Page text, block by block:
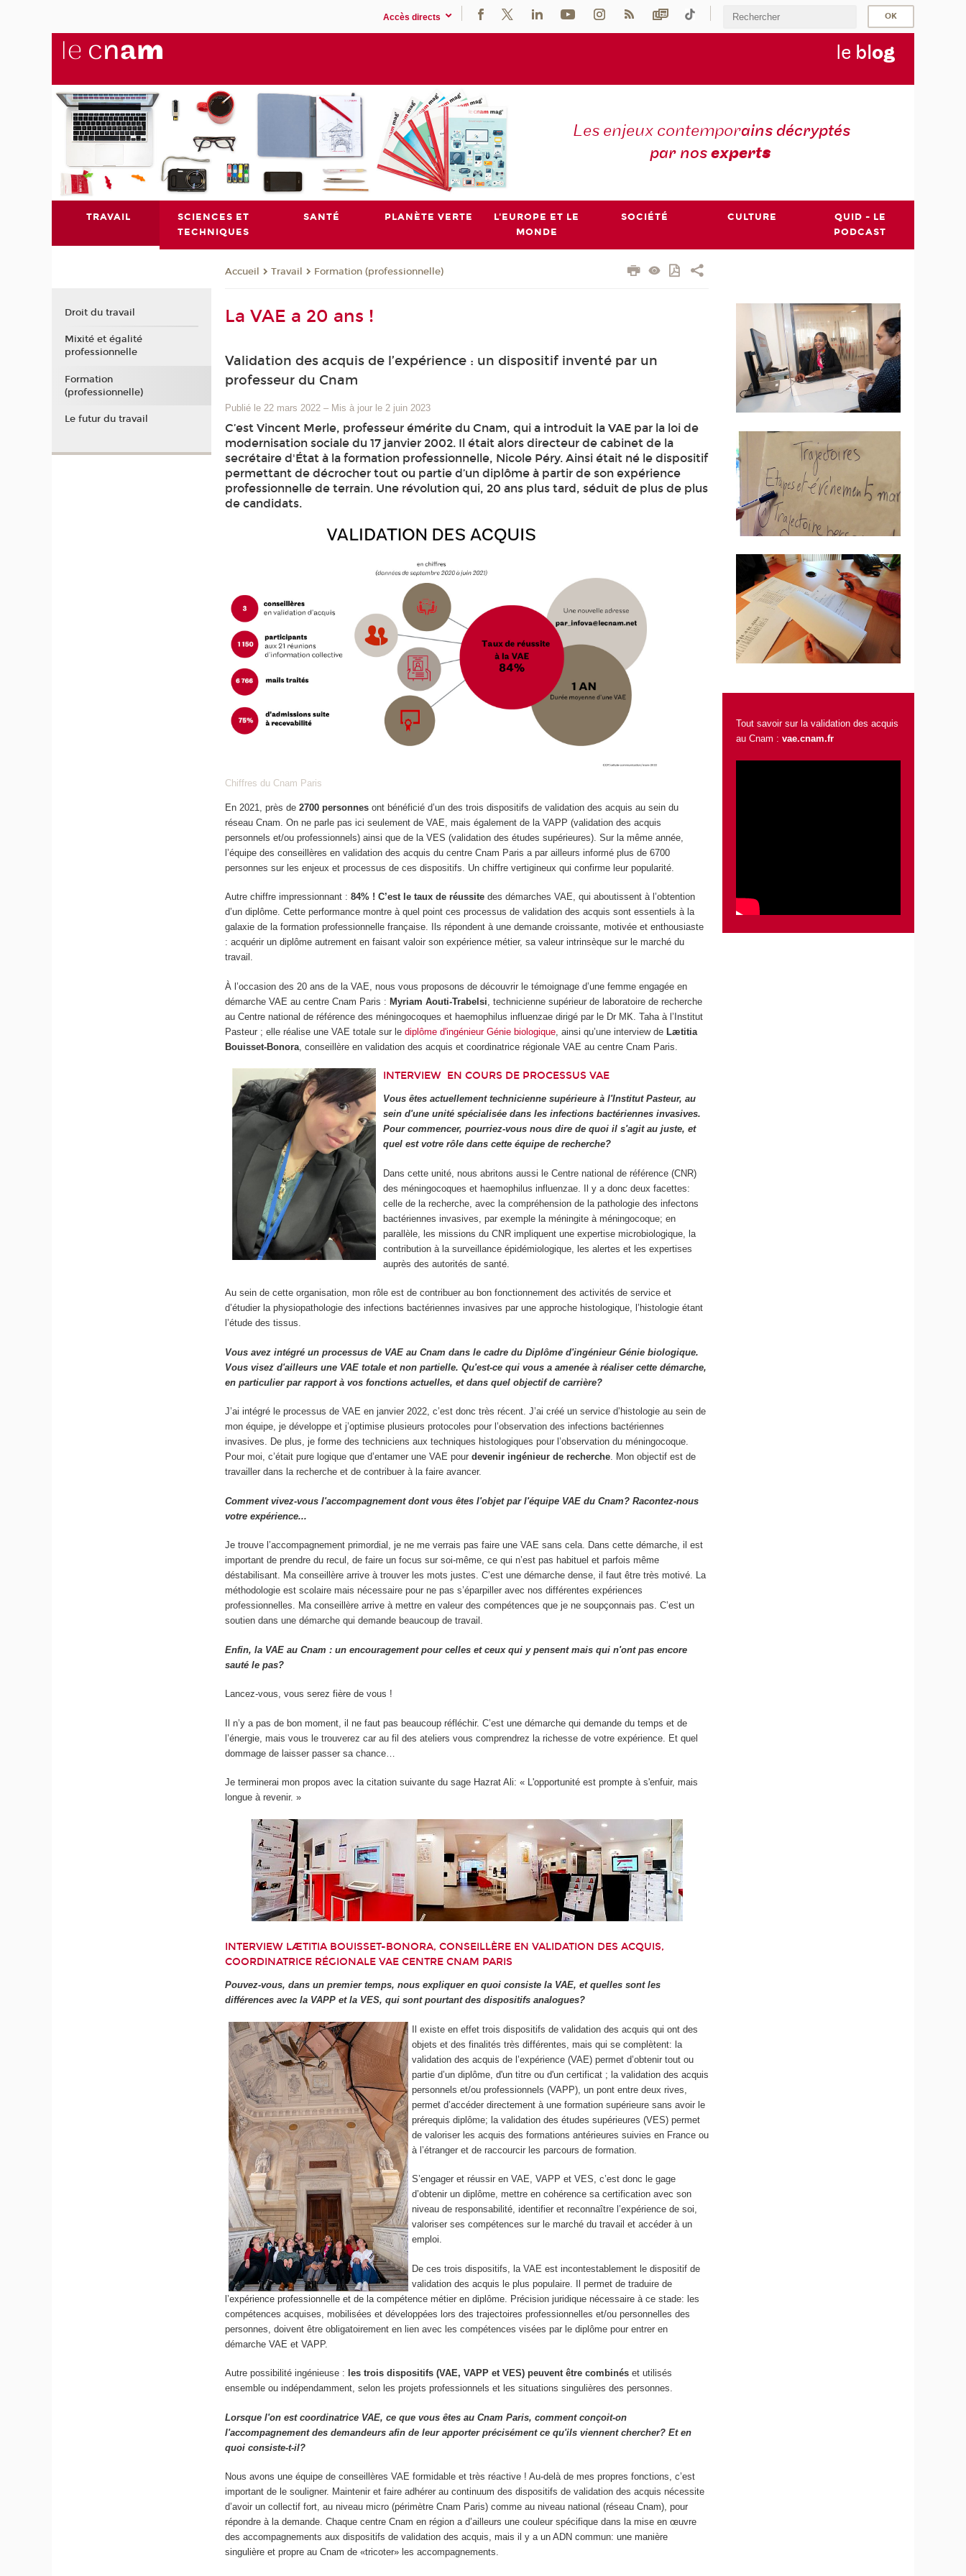
Accès directs
le blog
Les enjeux contemporains décryptés
par nosexperts
TRAVAIL
SCIENCES ET
TECHNIQUES
SANTÉ PLANÈTE VERTE
L'EUROPE ET LE
MONDE
SOCIÉTÉ CULTURE
QUID - LE
PODCAST
Accueil Travail Formation (professionnelle)
La VAE a 20 ans !
Validation des acquis de l’expérience : un dispositif inventé par un
professeur du Cnam
Publié le 22 mars 2022 – Mis à jour le 2 juin 2023
C’est Vincent Merle, professeur émérite du Cnam, qui a introduit la VAE par la loi de
modernisation sociale du 17 janvier 2002. Il était alors directeur de cabinet de la
secrétaire d'État à la formation professionnelle, Nicole Péry. Ainsi était né le dispositif
permettant de décrocher tout ou partie d’un diplôme à partir de son expérience
professionnelle de terrain. Une révolution qui, 20 ans plus tard, séduit de plus de plus
de candidats.
Chiffres du Cnam Paris
En 2021, près de2700 personnes ont bénéficié d’un des trois dispositifs de validation des acquis au sein du
réseau Cnam. On ne parle pas ici seulement de VAE, mais également de la VAPP (validation des acquis
personnels et/ou professionnels) ainsi que de la VES (validation des études supérieures). Sur la même année,
l’équipe des conseillères en validation des acquis du centre Cnam Paris a par ailleurs informé plus de 6700
personnes sur les enjeux et processus de ces dispositifs. Un chiffre vertigineux qui confirme leur popularité.
Autre chiffre impressionnant :84% ! C’est le taux de réussitedes démarches VAE, qui aboutissent à l’obtention
d’un diplôme. Cette performance montre à quel point ces processus de validation des acquis sont essentiels à la
galaxie de la formation professionnelle française. Ils répondent à une demande croissante, motivée et enthousiaste
: acquérir un diplôme autrement en faisant valoir son expérience métier, sa valeur intrinsèque sur le marché du
travail.
À l’occasion des 20 ans de la VAE, nous vous proposons de découvrir le témoignage d’une femme engagée en
démarche VAE au centre Cnam Paris :Myriam Aouti-Trabelsi , technicienne supérieur de laboratoire de recherche
au Centre national de référence des méningocoques et haemophilus influenzae dirigé par le Dr MK. Taha à l’Institut
Pasteur ; elle réalise une VAE totale sur lediplôme d'ingénieur Génie biologique , ainsi qu’une interview deLætitia
Bouisset-Bonora , conseillère en validation des acquis et coordinatrice régionale VAE au centre Cnam Paris.
INTERVIEW EN COURS DE PROCESSUS VAE
Vous êtes actuellement technicienne supérieure à l'Institut Pasteur, au
sein d'une unité spécialisée dans les infections bactériennes invasives.
Pour commencer, pourriez-vous nous dire de quoi il s'agit au juste, et
quel est votre rôle dans cette équipe de recherche?
Dans cette unité, nous abritons aussi le Centre national de référence (CNR)
des méningocoques et haemophilus influenzae. Il y a donc deux facettes:
celle de la recherche, avec la compréhension de la pathologie des infectons
bactériennes invasives, par exemple la méningite à méningocoque; en
parallèle, les missions du CNR impliquent une expertise microbiologique, la
contribution à la surveillance épidémiologique, les alertes et les expertises
auprès des autorités de santé.
Au sein de cette organisation, mon rôle est de contribuer au bon fonctionnement des activités de service et
d’étudier la physiopathologie des infections bactériennes invasives par une approche histologique, l’histologie étant
l’étude des tissus.
Vous avez intégré un processus de VAE au Cnam dans le cadre du Diplôme d'ingénieur Génie biologique.
Vous visez d'ailleurs une VAE totale et non partielle. Qu'est-ce qui vous a amenée à réaliser cette démarche,
en particulier par rapport à vos fonctions actuelles, et dans quel objectif de carrière?
J’ai intégré le processus de VAE en janvier 2022, c’est donc très récent. J’ai créé un service d’histologie au sein de
mon équipe, je développe et j’optimise plusieurs protocoles pour l’observation des infections bactériennes
invasives. De plus, je forme des techniciens aux techniques histologiques pour l’observation du méningocoque.
Pour moi, c’était pure logique que d’entamer une VAE pourdevenir ingénieur de recherche. Mon objectif est de
travailler dans la recherche et de contribuer à la faire avancer.
Comment vivez-vous l'accompagnement dont vous êtes l'objet par l'équipe VAE du Cnam? Racontez-nous
votre expérience...
Je trouve l’accompagnement primordial, je ne me verrais pas faire une VAE sans cela. Dans cette démarche, il est
important de prendre du recul, de faire un focus sur soi-même, ce qui n’est pas habituel et parfois même
déstabilisant. Ma conseillère arrive à trouver les mots justes. C’est une démarche dense, il faut être très motivé. La
méthodologie est scolaire mais nécessaire pour ne pas s’éparpiller avec nos différentes expériences
professionnelles. Ma conseillère arrive à mettre en valeur des compétences que je ne soupçonnais pas. C’est un
soutien dans une démarche qui demande beaucoup de travail.
Enfin, la VAE au Cnam : un encouragement pour celles et ceux qui y pensent mais qui n'ont pas encore
sauté le pas?
Lancez-vous, vous serez fière de vous !
Il n’y a pas de bon moment, il ne faut pas beaucoup réfléchir. C’est une démarche qui demande du temps et de
l’énergie, mais vous le trouverez car au fil des ateliers vous comprendrez la richesse de votre expérience. Et quel
dommage de laisser passer sa chance…
Je terminerai mon propos avec la citation suivante du sage Hazrat Ali: « L'opportunité est prompte à s'enfuir, mais
longue à revenir. »
INTERVIEW LÆTITIA BOUISSET-BONORA, CONSEILLÈRE EN VALIDATION DES ACQUIS,
COORDINATRICE RÉGIONALE VAE CENTRE CNAM PARIS
Pouvez-vous, dans un premier temps, nous expliquer en quoi consiste la VAE, et quelles sont les
différences avec la VAPP et la VES, qui sont pourtant des dispositifs analogues?
Il existe en effet trois dispositifs de validation des acquis qui ont des
objets et des finalités très différentes, mais qui se complètent: la
validation des acquis de l’expérience (VAE) permet d’obtenir tout ou
partie d’un diplôme, d'un titre ou d'un certificat ; la validation des acquis
personnels et/ou professionnels (VAPP), un pont entre deux rives,
permet d’accéder directement à une formation supérieure sans avoir le
prérequis diplôme; la validation des études supérieures (VES) permet
de valoriser les acquis des formations antérieures suivies en France ou
à l’étranger et de raccourcir les parcours de formation.
S’engager et réussir en VAE, VAPP et VES, c’est donc le gage
d’obtenir un diplôme, mettre en cohérence sa certification avec son
niveau de responsabilité, identifier et reconnaître l’expérience de soi,
valoriser ses compétences sur le marché du travail et accéder à un
emploi.
De ces trois dispositifs, la VAE est incontestablement le dispositif de
validation des acquis le plus populaire. Il permet de traduire de
l’expérience professionnelle et de la compétence métier en diplôme. Précision juridique nécessaire à ce stade: les
compétences acquises, mobilisées et développées lors des trajectoires professionnelles et/ou personnelles des
personnes, doivent être obligatoirement en lien avec les compétences visées par le diplôme pour entrer en
démarche VAE et VAPP.
Autre possibilité ingénieuse : les trois dispositifs (VAE, VAPP et VES) peuvent être combinés et utilisés
ensemble ou indépendamment, selon les projets professionnels et les situations singulières des personnes.
Lorsque l'on est coordinatrice VAE, ce que vous êtes au Cnam Paris, comment conçoit-on
l'accompagnement des demandeurs afin de leur apporter précisément ce qu'ils viennent chercher? Et en
quoi consiste-t-il?
Nous avons une équipe de conseillères VAE formidable et très réactive ! Au-delà de mes propres fonctions, c’est
important de le souligner. Maintenir et faire adhérer au continuum des dispositifs de validation des acquis nécessite
d’avoir un collectif fort, au niveau micro (périmètre Cnam Paris) comme au niveau national (réseau Cnam), pour
répondre à la demande. Chaque centre Cnam en région a d’ailleurs une couleur spécifique dans la mise en œuvre
des accompagnements aux dispositifs de validation des acquis, mais il y a un ADN commun: une manière
singulière et propre au Cnam de «tricoter» les accompagnements.
Tout savoir sur la validation des acquis
au Cnam :vae.cnam.fr
Droit du travail
Mixité et égalité
professionnelle
Formation
(professionnelle)
Le futur du travail